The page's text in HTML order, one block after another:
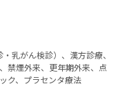
乳がん検診）、漢方診療、
禁煙外来、更年期外来、点
ク、プラセンタ療法